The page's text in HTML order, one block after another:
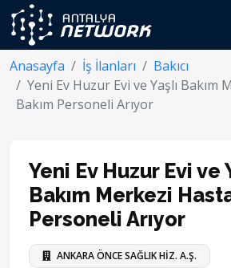
Anasayfa İş İlanları
Bakıcı
Yeni Ev Huzur Evi ve Yaşlı Bakım
Bakım Personeli Arıyor
Yeni Ev Huzur Evi ve
Bakım Merkezi
Personeli Arıyor
ANKARA ÖNCE SAĞLIK HİZ. A.Ş.